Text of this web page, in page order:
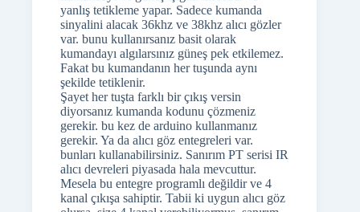
yanlış tetikleme yapar. Sadece kumanda
sinyalini alacak 36khz ve 38khz alıcı gözler
var. bunu kullanırsanız basit olarak
kumandayı algılarsınız güneş pek etkilemez.
Fakat bu kumandanın her tuşunda aynı
şekilde tetiklenir.
Şayet her tuşta farklı bir çıkış versin
diyorsanız kumanda kodunu çözmeniz
gerekir. bu kez de arduino kullanmanız
gerekir. Ya da alıcı göz entegreleri var.
bunları kullanabilirsiniz. Sanırım PT serisi IR
alıcı devreleri piyasada hala mevcuttur.
Mesela bu entegre programlı değildir ve 4
kanal çıkışa sahiptir. Tabii ki uygun alıcı göz